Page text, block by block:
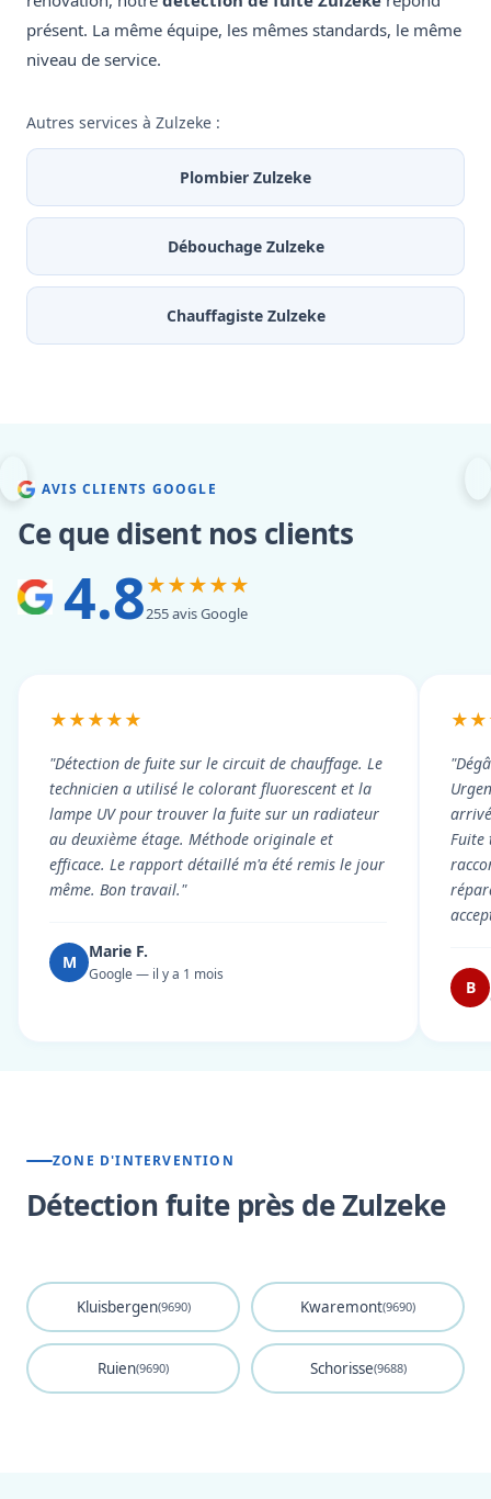
présent. La même équipe, les mêmes standards, le même
niveau de service.
Autres services à Zulzeke :
Plombier Zulzeke
Débouchage Zulzeke
Chauffagiste Zulzeke
AVIS CLIENTS GOOGLE
Ce que disent nos clients
4.8★★★★★
255 avis Google
★★★★★
"Détection de fuite sur le circuit de chauffage. Le
technicien a utilisé le colorant fluorescent et la
lampe UV pour trouver la fuite sur un radiateur
au deuxième étage. Méthode originale et
efficace. Le rapport détaillé m'a été remis le jour
même. Bon travail."
M
Marie F.
Google — il y a 1 mois
Fuite
B
ZONE D'INTERVENTION
Détection fuite près de Zulzeke
Kluisbergen(9690) Kwaremont(9690)
Ruien(9690) Schorisse(9688)